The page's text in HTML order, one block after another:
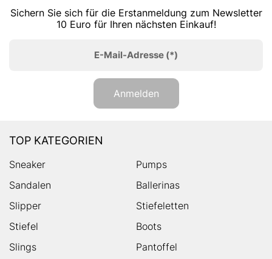
Sichern Sie sich für die Erstanmeldung zum Newsletter
10 Euro für Ihren nächsten Einkauf!
E-Mail-Adresse (*)
Anmelden
TOP KATEGORIEN
Sneaker
Pumps
Sandalen
Ballerinas
Slipper
Stiefeletten
Stiefel
Boots
Slings
Pantoffel